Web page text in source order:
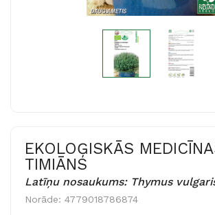
EKOLOĢISKĀS
TIMIĀNS
Latīņu nosaukums: Thymus
Norāde: 4779018786874